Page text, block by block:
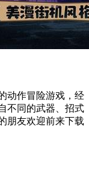
作冒险游戏，经
不同的武器、招式
朋友欢迎前来下载